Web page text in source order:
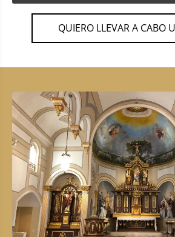
QUIERO LLEVAR A CABO